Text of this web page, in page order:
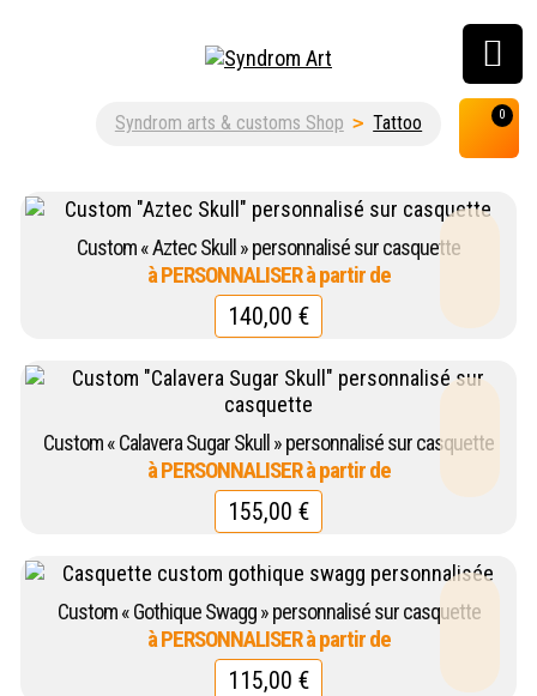
0
Customisation, graffiti
Syndrom arts & customs Shop > Tattoo
Custom « Aztec Skull » personnalisé sur casquette
140,00 €
Custom « Calavera Sugar Skull » personnalisé sur casquette
155,00 €
Custom « Gothique Swagg » personnalisé sur casquette
115,00 €